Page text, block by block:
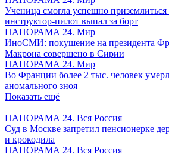
Ученица смогла успешно приземлиться
инструктор-пилот выпал за борт
ПАНОРАМА 24. Мир
ИноСМИ: покушение на президента
Макрона совершено в Сирии
ПАНОРАМА 24. Мир
Во Франции более 2 тыс. человек
аномального зноя
Показать ещё
ПАНОРАМА 24. Вся Россия
Суд в Москве запретил пенсионерке
и крокодила
ПАНОРАМА 24. Вся Россия